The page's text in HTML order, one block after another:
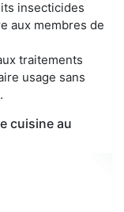
insecticides
aux membres de
traitements
usage sans
cuisine au